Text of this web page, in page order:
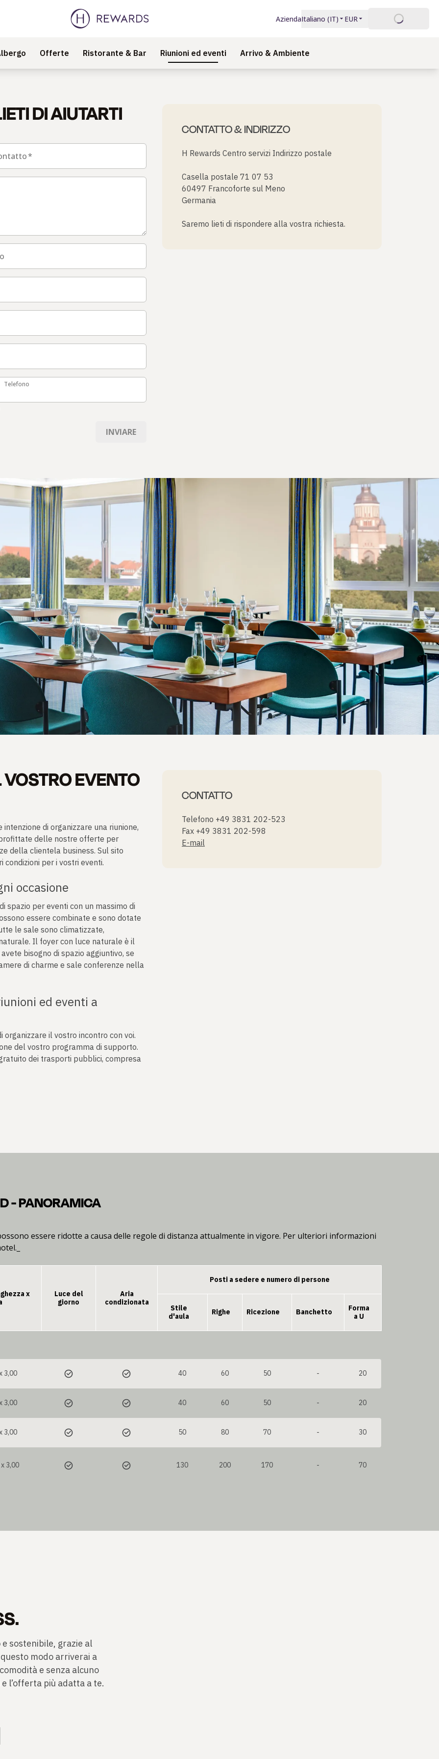
AziendaItaliano (IT) EUR Accesso
Offerte Ristorante & Bar Riunioni ed eventi Arrivo & Ambiente
DI AIUTARTI
*
Telefono
INVIARE
CONTATTO & INDIRIZZO
H Rewards Centro servizi Indirizzo postale
Casella postale 71 07 53
60497 Francoforte sul Meno
Germania
Saremo lieti di rispondere alla vostra richiesta.
EVENTO
di organizzare una riunione,
delle nostre offerte per
della clientela business. Sul sito
per i vostri eventi.
occasione
spazio per eventi con un massimo di
essere combinate e sono dotate
le sale sono climatizzate,
Il foyer con luce naturale è il
bisogno di spazio aggiuntivo, se
di charme e sale conferenze nella
ed eventi a
il vostro incontro con voi.
del vostro programma di supporto.
dei trasporti pubblici, compresa
CONTATTO
Telefono +49 3831 202-523
Fax +49 3831 202-598
E-mail
- PANORAMICA
essere ridotte a causa delle regole di distanza attualmente in vigore. Per ulteriori informazioni
x
Luce del
giorno
Aria
condizionata
Posti a sedere e numero di persone
Stile
d'aula
Righe Ricezione Banchetto
Forma
a U
3,00 40 60 50 - 20
3,00 40 60 50 - 20
3,00 50 80 70 - 30
3,00 130 200 170 - 70
sostenibile, grazie al
modo arriverai a
e senza alcuno
l’offerta più adatta a te.